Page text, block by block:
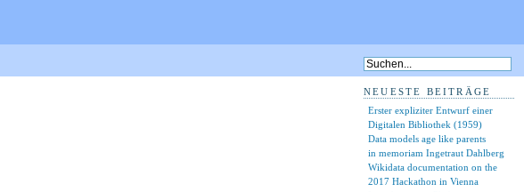
NEUESTE BEITRÄGE
Erster expliziter Entwurf einer
Digitalen Bibliothek (1959)
Data models age like parents
in memoriam Ingetraut Dahlberg
Wikidata documentation on the
2017 Hackathon in Vienna